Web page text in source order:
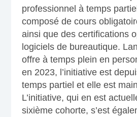
professionnel à temps
composé de cours
ainsi que des certifications
logiciels de bureautique.
offre à temps plein en
en 2023, l’initiative est
temps partiel et elle est
L’initiative, qui en est
sixième cohorte, s’est